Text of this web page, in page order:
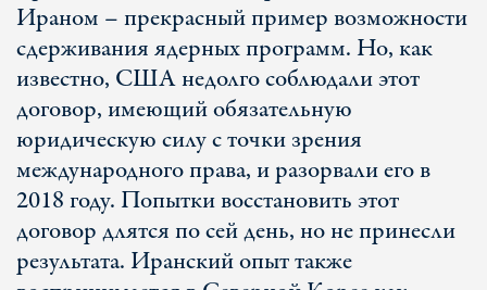
Ираном – прекрасный пример возможности
сдерживания ядерных программ. Но, как
известно, США недолго соблюдали этот
договор, имеющий обязательную
юридическую силу с точки зрения
международного права, и разорвали его в
2018 году. Попытки восстановить этот
договор длятся по сей день, но не принесли
результата. Иранский опыт также